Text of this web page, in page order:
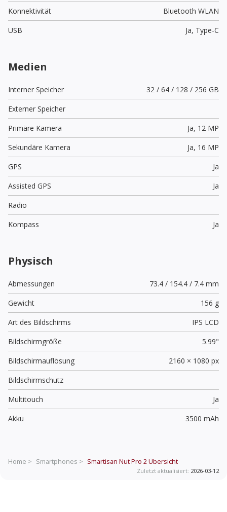
Konnektivität
Bluetooth WLAN
USB
Ja, Type-C
Medien
Interner Speicher
32 / 64 / 128 / 256 GB
Externer Speicher
Primäre Kamera
Ja, 12 MP
Sekundäre Kamera
Ja, 16 MP
GPS
Ja
Assisted GPS
Ja
Radio
Kompass
Ja
Physisch
Abmessungen
73.4 / 154.4 / 7.4 mm
Gewicht
156 g
Art des Bildschirms
IPS LCD
Bildschirmgröße
5.99"
Bildschirmauflösung
2160 × 1080 px
Bildschirmschutz
Multitouch
Ja
Akku
3500 mAh
Home > Smartphones > Smartisan Nut Pro 2 Übersicht
Zuletzt aktualisiert: 2026-03-12